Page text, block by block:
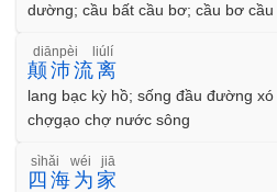
dường; cầu bất cầu bơ; cầu bơ
颠沛流离
diānpèi liúlí
lang bạc kỳ hồ; sống đầu đường
chợgạo chợ nước sông
四海为家
sìhǎi wéi jiā